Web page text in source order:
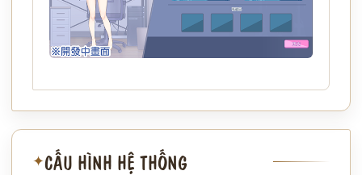
✦CẤU HÌNH HỆ THỐNG